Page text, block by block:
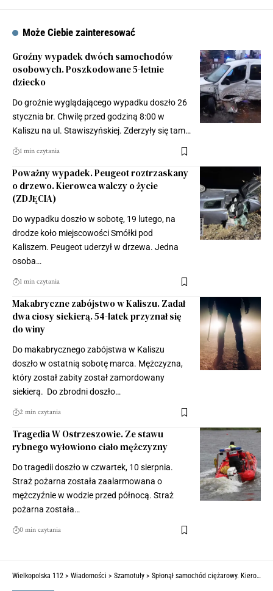
Może Ciebie zainteresować
Groźny wypadek dwóch samochodów
osobowych. Poszkodowane 5-letnie
dziecko
Do groźnie wyglądającego wypadku doszło 26
stycznia br. Chwilę przed godziną 8:00 w
Kaliszu na ul. Stawiszyńskiej. Zderzyły się tam…
1 min czytania
Poważny wypadek. Peugeot roztrzaskany
o drzewo. Kierowca walczy o życie
(ZDJĘCIA)
Do wypadku doszło w sobotę, 19 lutego, na
drodze koło miejscowości Smółki pod
Kaliszem. Peugeot uderzył w drzewa. Jedna
osoba…
1 min czytania
Makabryczne zabójstwo w Kaliszu. Zadał
dwa ciosy siekierą. 54-latek przyznał się
do winy
Do makabrycznego zabójstwa w Kaliszu
doszło w ostatnią sobotę marca. Mężczyzna,
który został zabity został zamordowany
siekierą. Do zbrodni doszło…
2 min czytania
Tragedia W Ostrzeszowie. Ze stawu
rybnego wyłowiono ciało mężczyzny
Do tragedii doszło w czwartek, 10 sierpnia.
Straż pożarna została zaalarmowana o
mężczyźnie w wodzie przed północą. Straż
pożarna została…
0 min czytania
Wielkopolska 112 > Wiadomości > Szamotuły > Spłonął samochód ciężarowy. Kierowca w porę opuścił pojazd (ZDJĘCIA)